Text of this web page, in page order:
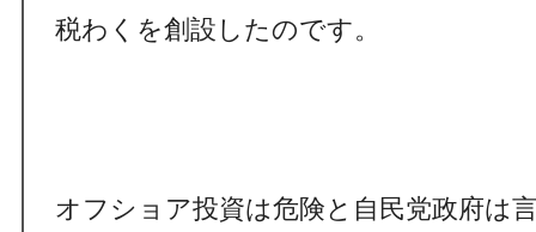
税わくを創設したのです。
オフショア投資は危険と自民党政府は